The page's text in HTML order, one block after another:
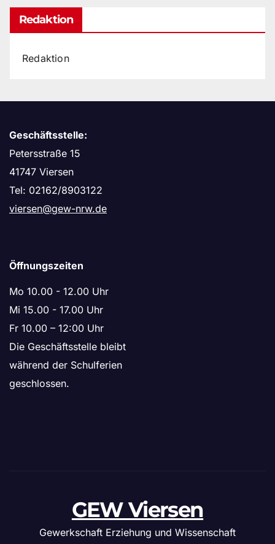
Redaktion
Redaktion
Geschäftsstelle:
Petersstraße 15
41747 Viersen
Tel: 02162/8903122
viersen@gew-nrw.de
Öffnungszeiten
Mo 10.00 - 12.00 Uhr
Mi 15.00 - 17.00 Uhr
Fr 10.00 – 12:00 Uhr
Die Geschäftsstelle bleibt
während der Schulferien
geschlossen.
GEW Viersen
Gewerkschaft Erziehung und Wissenschaft